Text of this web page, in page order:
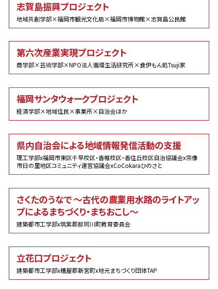
志賀島振興プロジェクト
地域共創学部×福岡市観光文化局×福岡市博物館×志賀島公民館
第六次産業実現プロジェクト
商学部×芸術学部×NPO法人循環生活研究所×食伊もん処Tsuji家
福岡サンタウォークプロジェクト
経済学部×地域住民×事業所×自治会ほか
県内自治会による地域情報発信活動の支援
理工学部x福岡市東区千早校区・香椎校区・香住丘校区自治協議会x宗像
市日の里地区コミュニティ運営協議会xCoCokaraひのさと
さくたのうなで ～古代の農業用水路のライトアッ
プによるまちづくり・まちおこし～
建築都市工学部x筑紫郡那珂川町教育委員会
立花口プロジェクト
建築都市工学部x糟屋郡新宮町x地元まちづくり団体TAP